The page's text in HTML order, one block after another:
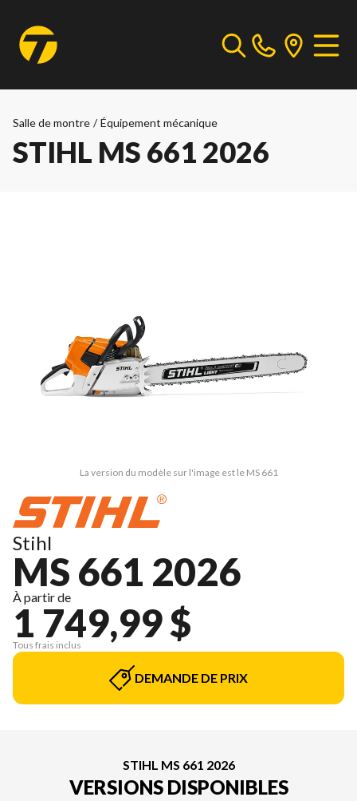
Salle de montre / Équipement mécanique
STIHL MS 661 2026
La version du modèle sur l'image est le MS 661
Stihl
MS 661 2026
À partir de
1 749,99 $
Tous frais inclus
DEMANDE DE PRIX
STIHL MS 661 2026
VERSIONS DISPONIBLES